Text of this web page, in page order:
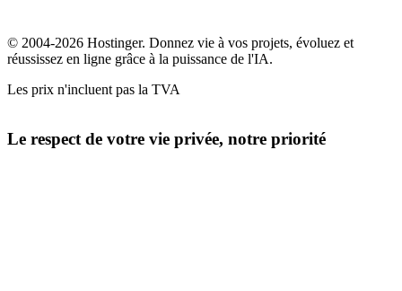
© 2004-2026 Hostinger. Donnez vie à vos projets, évoluez et
réussissez en ligne grâce à la puissance de l'IA.
Les prix n'incluent pas la TVA
Le respect de votre vie privée, notre priorité